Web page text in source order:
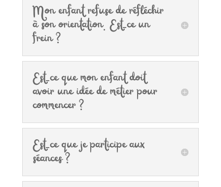
Mon enfant refuse de réfléchir
à son orientation. Est-ce un
frein ?
Est-ce que mon enfant doit
avoir une idée de métier pour
commencer ?
Est-ce que je participe aux
séances ?